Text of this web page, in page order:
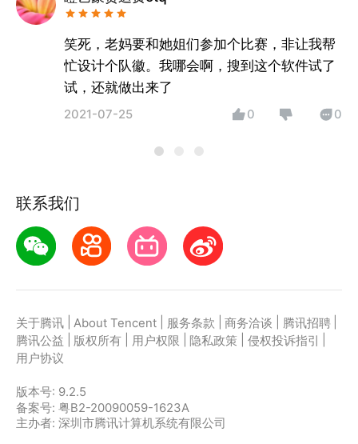
笑死，老妈要和她姐们参加个比赛，非让我帮
忙设计个队徽。我哪会啊，搜到这个软件试了
试，还就做出来了
2021-07-25 0 0
联系我们
关于腾讯 About Tencent 服务条款 商务洽谈 腾讯招聘
腾讯公益
版权所有 用户权限 隐私政策 侵权投诉指引
用户协议
版本号: 9.2.5
备案号: 粤B2-20090059-1623A
主办者: 深圳市腾讯计算机系统有限公司